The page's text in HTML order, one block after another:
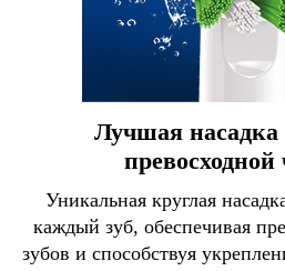
Лучшая
Уникальная круглая
каждый зуб, обеспечивая
зубов и способствуя